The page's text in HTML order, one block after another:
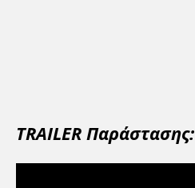
TRAILER Παράστασης: